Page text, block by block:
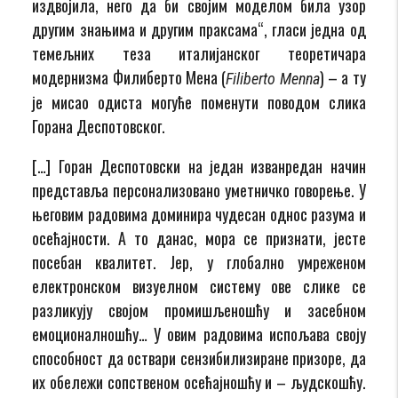
издвојила, него да би својим моделом била узор
другим знањима и другим праксама“, гласи једна од
темељних теза италијанског теоретичара
модернизма Филиберто Мена (Filiberto Menna) – а ту
је мисао одиста могуће поменути поводом слика
Горана Деспотовског.
[…] Горан Деспотовски на један изванредан начин
представља персонализовано уметничко говорење. У
његовим радовима доминира чудесан однос разума и
осећајности. А то данас, мора се признати, јесте
посебан квалитет. Јер, у глобално умреженом
електронском визуелном систему ове слике се
разликују својом промишљеношћу и засебном
емоционалношћу… У овим радовима испољава своју
способност да оствари сензибилизиране призоре, да
их обележи сопственом осећајношћу и – људскошћу.